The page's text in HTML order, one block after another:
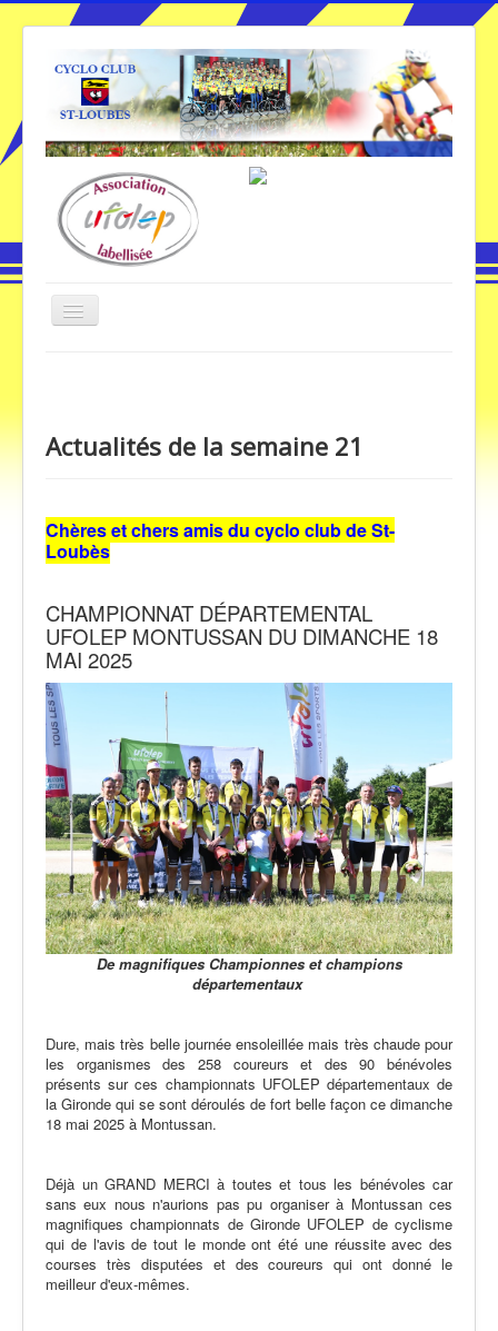
Basculer
la
Contact
Actualités de la semaine 21
Chères et chers amis du cyclo club de St-
Loubès
CHAMPIONNAT DÉPARTEMENTAL
UFOLEP MONTUSSAN DU DIMANCHE 18
MAI 2025
De magnifiques Championnes et champions
départementaux
Dure, mais très belle journée ensoleillée mais très chaude pour
les organismes des 258 coureurs et des 90 bénévoles
présents sur ces championnats UFOLEP départementaux de
la Gironde qui se sont déroulés de fort belle façon ce dimanche
18 mai 2025 à Montussan.
Déjà un GRAND MERCI à toutes et tous les bénévoles car
sans eux nous n'aurions pas pu organiser à Montussan ces
magnifiques championnats de Gironde UFOLEP de cyclisme
qui de l'avis de tout le monde ont été une réussite avec des
courses très disputées et des coureurs qui ont donné le
meilleur d'eux-mêmes.